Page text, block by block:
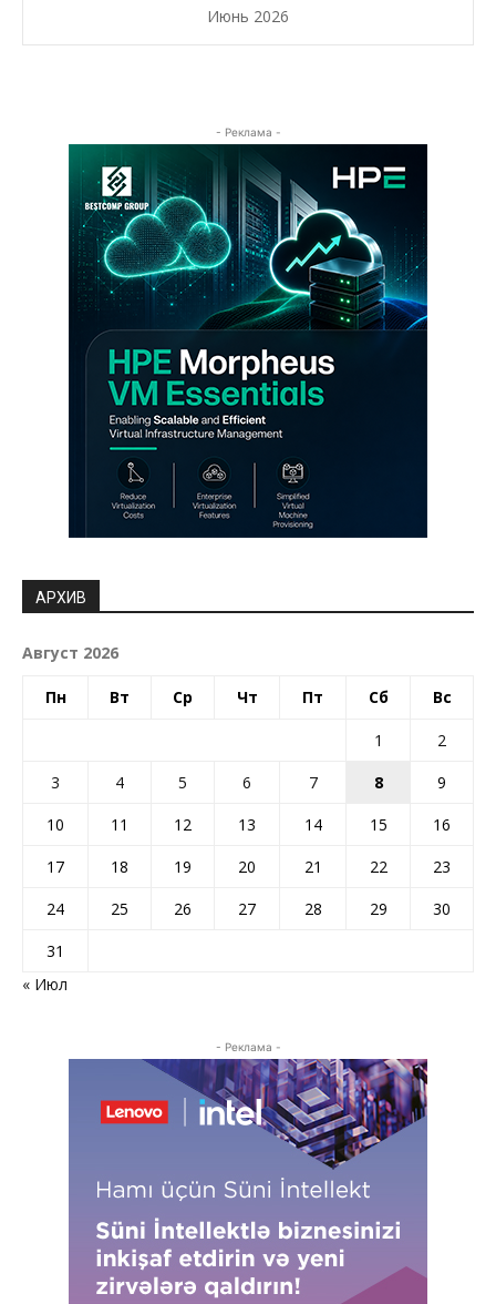
Июнь 2026
- Реклама -
АРХИВ
Август 2026
Пн Вт Ср Чт Пт Сб Вс
1
2
3
4 5 6 7 8
9
10
11 12 13 14 15
16
17
18 19 20 21 22
23
24
25 26 27 28 29
30
31
« Июл
- Реклама -